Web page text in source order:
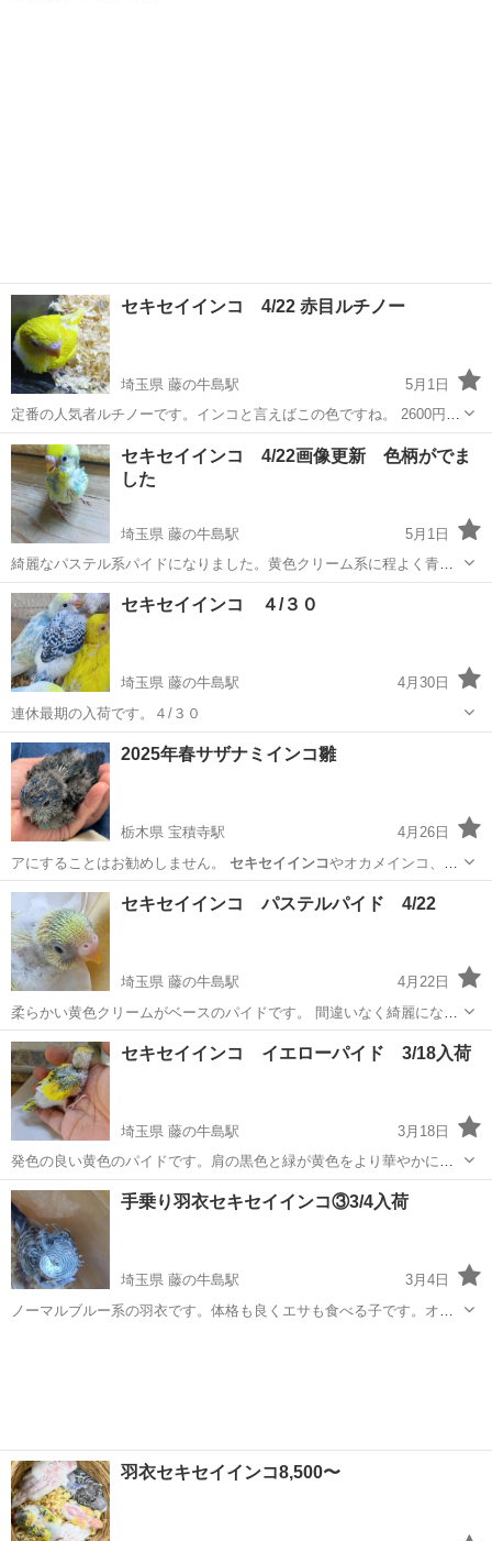
セキセイインコ 4/22 赤目ルチノー
埼玉県 藤の牛島駅
5月1日
定番の人気者ルチノーです。インコと言えばこの色ですね。 2600円税
別です。 水木曜日休み 春日部市緑町４−２−６０
埼玉 春日部市 藤の牛島駅 ペット ルチノー
セキセイインコ 4/22画像更新 色柄がでま
した
埼玉県 藤の牛島駅
5月1日
綺麗なパステル系パイドになりました。黄色クリーム系に程よく青が
入り綺麗です。 オススメです。 2600円税別です。
埼玉 春日部市 藤の牛島駅
セキセイインコ
セキセイインコ ４/３０
埼玉県 藤の牛島駅
4月30日
連休最期の入荷です。４/３０
埼玉 春日部市 藤の牛島駅 ペット セキセイインコ
2025年春サザナミインコ雛
栃木県 宝積寺駅
4月26日
アにすることはお勧めしません。 セキセイインコやオカメインコ、文
鳥を飼ったことの…
栃木 塩谷郡 宝積寺駅 その他のペット サザナミインコ
セキセイインコ パステルパイド 4/22
埼玉県 藤の牛島駅
4月22日
柔らかい黄色クリームがベースのパイドです。 間違いなく綺麗になり
ます！ クリーム黄色系の中にブルーが入り少し珍しいタイプの色合い
です、 水木曜日定休日 09060246213 春日部市緑町４−２−６０ １２時
から１９時ま...
埼玉 春日部市 藤の牛島駅 ペット セキセイインコ
セキセイインコ イエローパイド 3/18入荷
埼玉県 藤の牛島駅
3月18日
発色の良い黄色のパイドです。肩の黒色と緑が黄色をより華やかにし
ています。 2600円税別です。
埼玉 春日部市 藤の牛島駅 ペット セキセイインコ
手乗り羽衣セキセイインコ③3/4入荷
埼玉県 藤の牛島駅
3月4日
ノーマルブルー系の羽衣です。体格も良くエサも食べる子です。オス
羽衣セキセイインコ8,500〜